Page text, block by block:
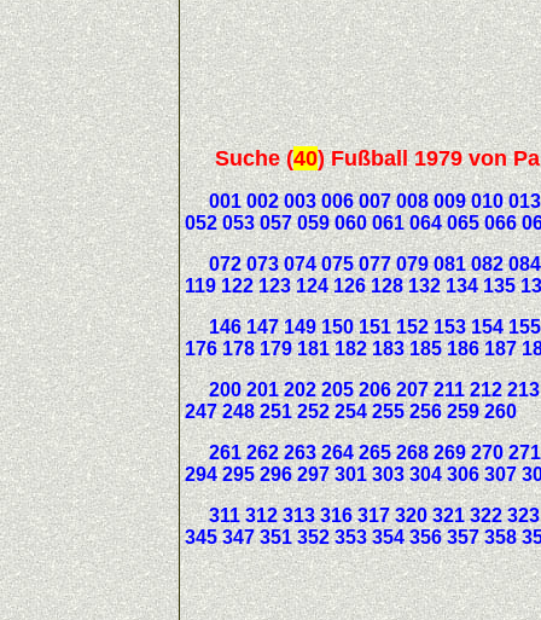
Suche(40) Fußball 1979 von
001 002 003 006 007 008 009 010 013
052 053 057 059 060 061 064 065 066
072 073 074 075 077 079 081 082
119 122 123 124 126 128 132 134 135
146 147 149 150 151 152 153 154
176 178 179 181 182 183 185 186 187
200 201 202 205 206 207 211 212
247 248 251 252 254 255 256 259 260
261 262 263 264 265 268 269 270
294 295 296 297 301 303 304 306 307
311 312 313 316 317 320 321 322
345 347 351 352 353 354 356 357 358